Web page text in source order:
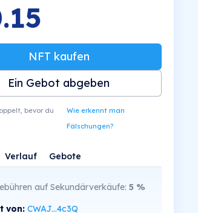
NFT kaufen
Ein Gebot abgeben
bevor du
Wie erkennt man
Fälschungen?
Verlauf Gebote
auf Sekundärverkäufe: 5%
von: CWAJ...4c3Q